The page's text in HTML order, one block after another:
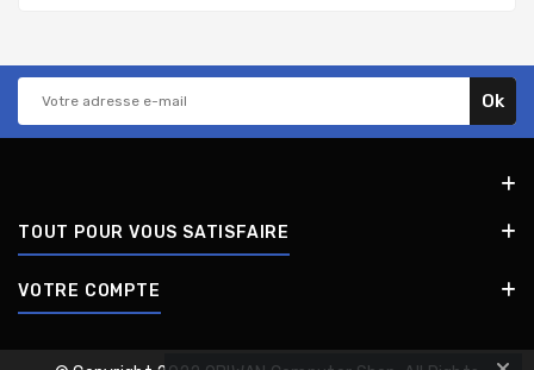
TOUT POUR VOUS SATISFAIRE
VOTRE COMPTE